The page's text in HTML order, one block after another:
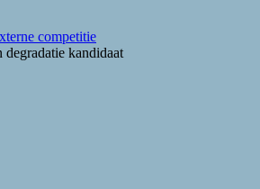
competitie
degradatie kandidaat